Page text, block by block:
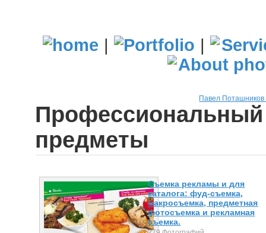
| |
Павел
предметы
Cъемка рекламы и для
каталога: фуд-съемка,
макросъемка, предметная
фотосъемка и рекламная
съемка.